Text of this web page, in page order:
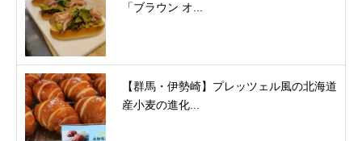
「ブラウン オ...
【群馬・伊勢崎】プレッツェル風の北海道
産小麦の進化...